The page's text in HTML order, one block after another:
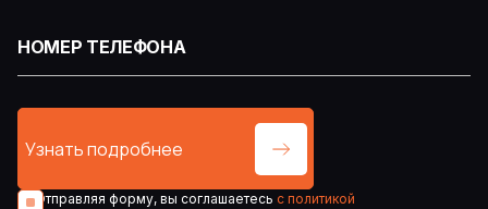
Отправляя форму, вы соглашаетесь с политикой